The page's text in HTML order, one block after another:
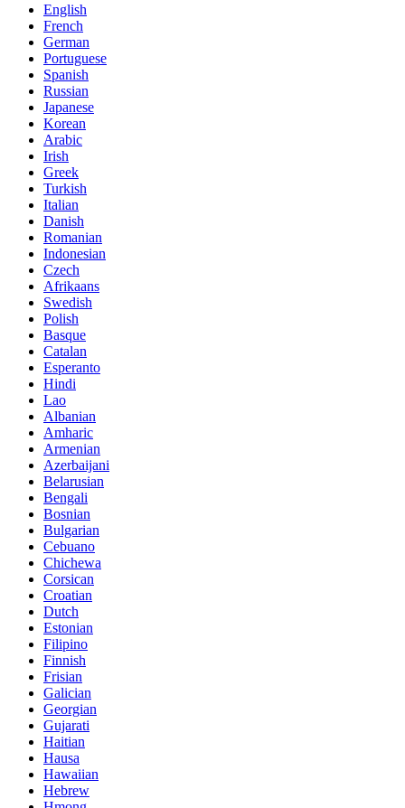
English
French
German
Portuguese
Spanish
Russian
Japanese
Korean
Arabic
Irish
Greek
Turkish
Italian
Danish
Romanian
Indonesian
Czech
Afrikaans
Swedish
Polish
Basque
Catalan
Esperanto
Hindi
Lao
Albanian
Amharic
Armenian
Azerbaijani
Belarusian
Bengali
Bosnian
Bulgarian
Cebuano
Chichewa
Corsican
Croatian
Dutch
Estonian
Filipino
Finnish
Frisian
Galician
Georgian
Gujarati
Haitian
Hausa
Hawaiian
Hebrew